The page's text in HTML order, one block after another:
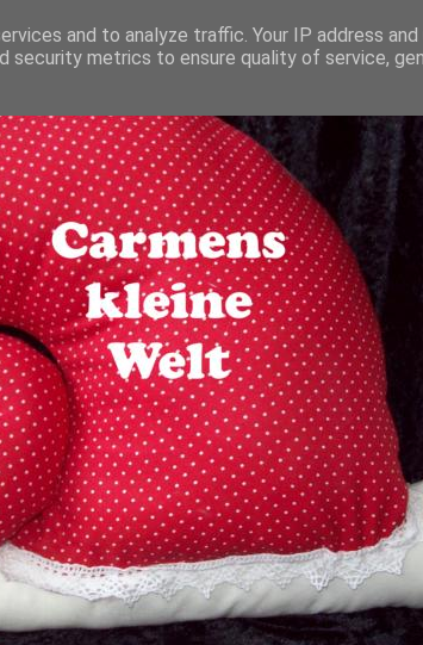
and to analyze traffic. Your IP address
security metrics to ensure quality of service,